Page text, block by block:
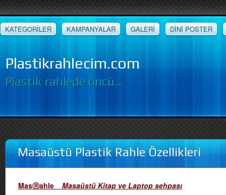
Plastikrahlecim.com
Plastik rahlede öncü…
KATEGORİLER KAMPANYALAR GALERİ DİNİ POSTER
Masaüstü Plastik Rahle Özellikleri
MasⓇahle Masaüstü Kitap ve Laptop sehpası